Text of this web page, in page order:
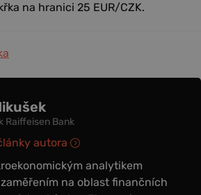
na hranici 25 EUR/CZK.
Raiffeisen Bank
analytikem
na oblast finančních
autora